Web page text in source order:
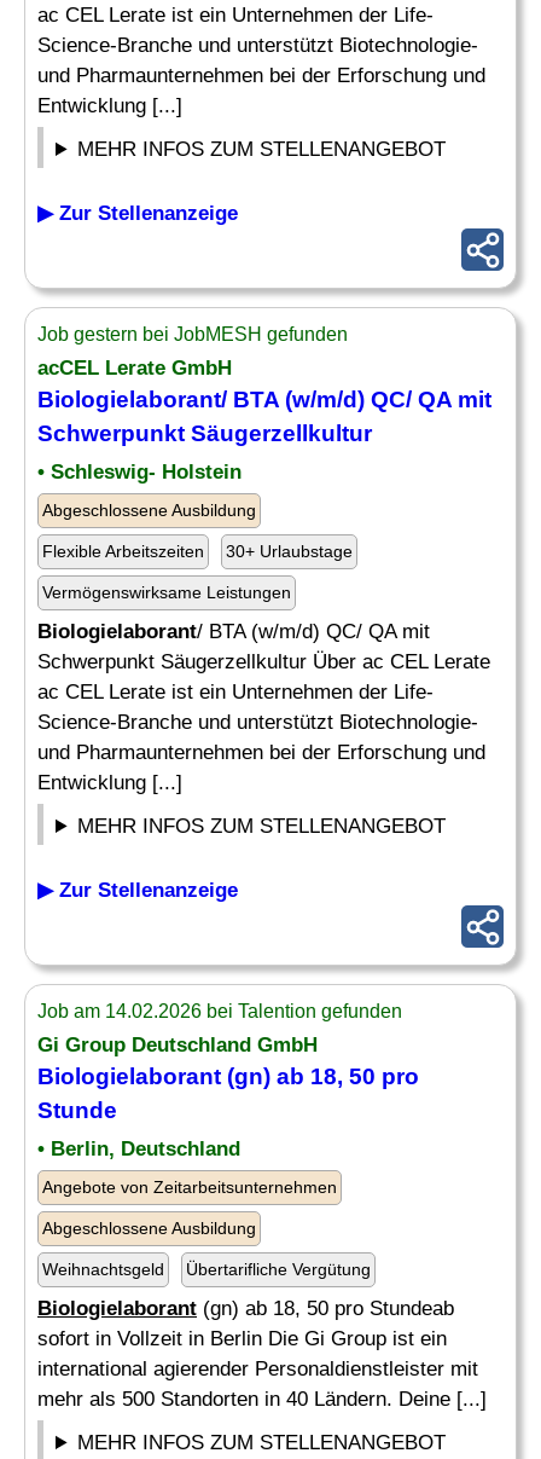
ac CEL Lerate ist ein Unternehmen der Life-
Science-Branche und unterstützt Biotechnologie-
und Pharmaunternehmen bei der Erforschung und
Entwicklung [...]
MEHR INFOS ZUM STELLENANGEBOT
▶ Zur Stellenanzeige
Job gestern bei JobMESH gefunden
acCEL Lerate GmbH
Biologielaborant/ BTA (w/m/d) QC/ QA mit
Schwerpunkt Säugerzellkultur
• Schleswig- Holstein
Abgeschlossene Ausbildung
Flexible Arbeitszeiten 30+ Urlaubstage
Vermögenswirksame Leistungen
Biologielaborant/ BTA (w/m/d) QC/ QA mit
Schwerpunkt Säugerzellkultur Über ac CEL Lerate
ac CEL Lerate ist ein Unternehmen der Life-
Science-Branche und unterstützt Biotechnologie-
und Pharmaunternehmen bei der Erforschung und
Entwicklung [...]
MEHR INFOS ZUM STELLENANGEBOT
▶ Zur Stellenanzeige
Job am 14.02.2026 bei Talention gefunden
Gi Group Deutschland GmbH
Biologielaborant (gn) ab 18, 50 pro
Stunde
• Berlin, Deutschland
Angebote von Zeitarbeitsunternehmen
Abgeschlossene Ausbildung
Weihnachtsgeld Übertarifliche Vergütung
Biologielaborant (gn) ab 18, 50 pro Stundeab
sofort in Vollzeit in Berlin Die Gi Group ist ein
international agierender Personaldienstleister mit
mehr als 500 Standorten in 40 Ländern. Deine [...]
MEHR INFOS ZUM STELLENANGEBOT